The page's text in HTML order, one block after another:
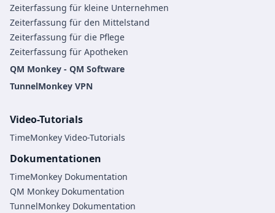
Zeiterfassung für kleine Unternehmen
Zeiterfassung für den Mittelstand
Zeiterfassung für die Pflege
Zeiterfassung für Apotheken
QM Monkey - QM Software
TunnelMonkey VPN
Video-Tutorials
TimeMonkey Video-Tutorials
Dokumentationen
TimeMonkey Dokumentation
QM Monkey Dokumentation
TunnelMonkey Dokumentation